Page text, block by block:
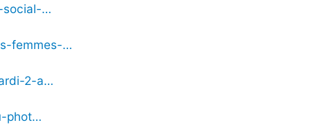
social-…
femmes-…
2-a…
phot…